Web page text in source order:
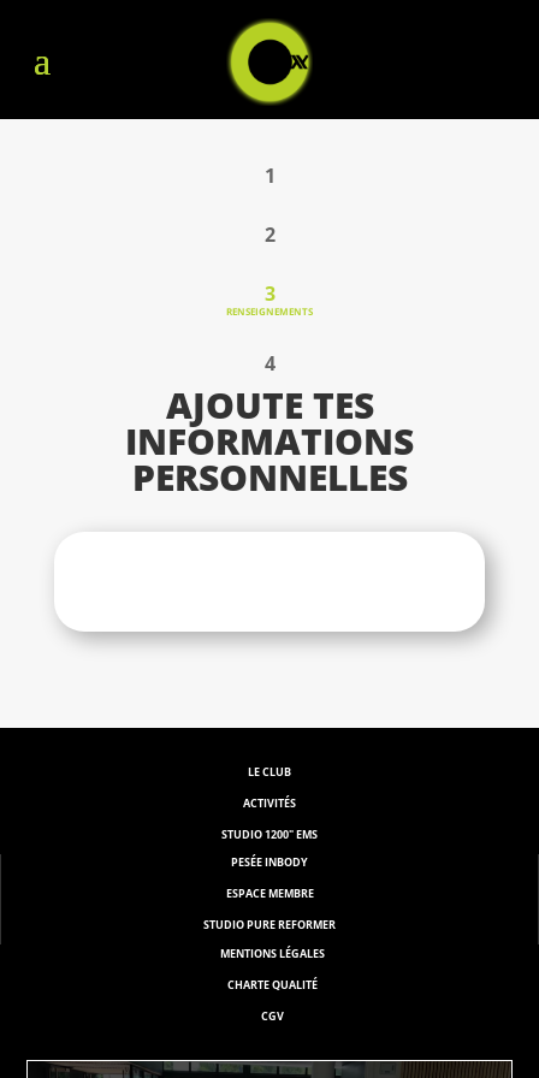
1
2
3
RENSEIGNEMENTS
4
AJOUTE TES
INFORMATIONS
PERSONNELLES
LE CLUB
ACTIVITÉS
STUDIO 1200" EMS
PESÉE INBODY
ESPACE MEMBRE
STUDIO PURE REFORMER
MENTIONS LÉGALES
CHARTE QUALITÉ
CGV